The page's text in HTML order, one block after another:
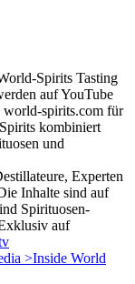
Spirits Tasting
auf YouTube
world-spirits.com für
kombiniert
und
Experten
Inhalte sind auf
Spirituosen-
auf
>Inside World